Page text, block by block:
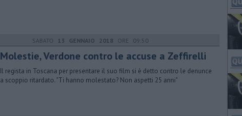
SABATO 13 GENNAIO 2018 ORE 09:50
Molestie, Verdone contro le accuse a Zeffirelli
Il regista in Toscana per presentare il suo film si è detto contro le denunce
a scoppio ritardato. "Ti hanno molestato? Non aspetti 25 anni"